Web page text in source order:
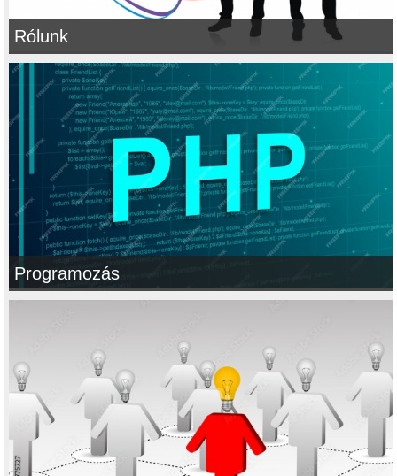
Rólunk
Programozás